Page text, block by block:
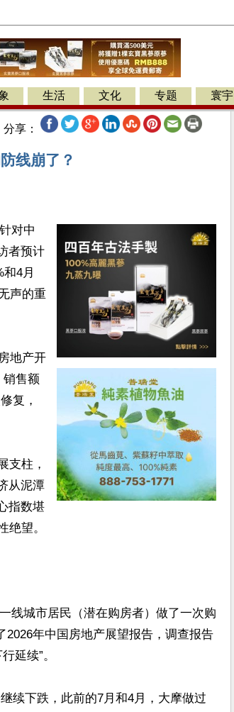
生活 文化 专题 寰宇
享：
线崩了？
对中
者预计
4月
声的重
地产开
销售额
复，
支柱，
从泥潭
指数堪
绝望。
线城市居民（潜在购房者）做了一次购
2026年中国房地产展望报告，调查报告
延续”。
续下跌，此前的7月和4月，大摩做过